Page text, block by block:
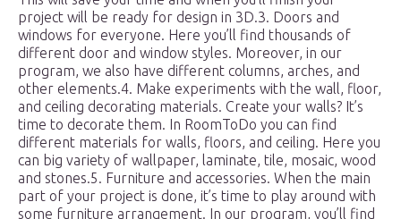
project will be ready for design in 3D.3. Doors and
windows for everyone. Here you’ll find thousands of
different door and window styles. Moreover, in our
program, we also have different columns, arches, and
other elements.4. Make experiments with the wall, floor,
and ceiling decorating materials. Create your walls? It’s
time to decorate them. In RoomToDo you can find
different materials for walls, floors, and ceiling. Here you
can big variety of wallpaper, laminate, tile, mosaic, wood
and stones.5. Furniture and accessories. When the main
part of your project is done, it’s time to play around with
some furniture arrangement. In our program, you’ll find